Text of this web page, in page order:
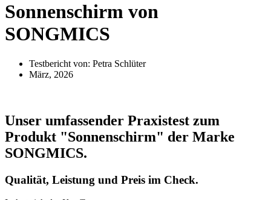
Sonnenschirm von
SONGMICS
Testbericht von: Petra Schlüter
März, 2026
Unser umfassender Praxistest zum
Produkt "Sonnenschirm" der Marke
SONGMICS.
Qualität, Leistung und Preis im Check.